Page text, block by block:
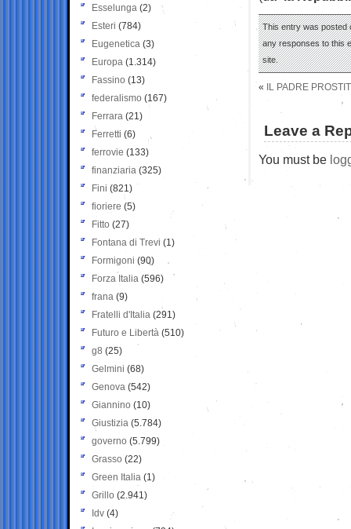
This entry was posted
any responses to this
site.
« IL PADRE
Leave a
You must be
Esselunga (2)
Esteri (784)
Eugenetica (3)
Europa (1.314)
Fassino (13)
federalismo (167)
Ferrara (21)
Ferretti (6)
ferrovie (133)
finanziaria (325)
Fini (821)
fioriere (5)
Fitto (27)
Fontana di Trevi (1)
Formigoni (90)
Forza Italia (596)
frana (9)
Fratelli d'Italia (291)
Futuro e Libertà (510)
g8 (25)
Gelmini (68)
Genova (542)
Giannino (10)
Giustizia (5.784)
governo (5.799)
Grasso (22)
Green Italia (1)
Grillo (2.941)
Idv (4)